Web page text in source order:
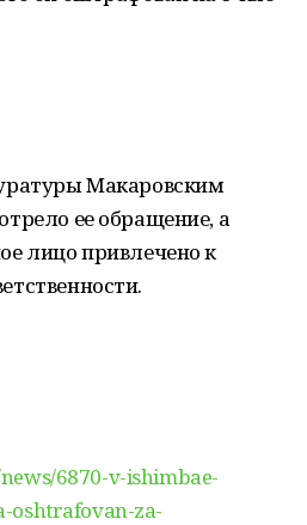
Макаровским
ее обращение, а
лицо привлечено к
6870-v-ishimbae-
oshtrafovan-za-